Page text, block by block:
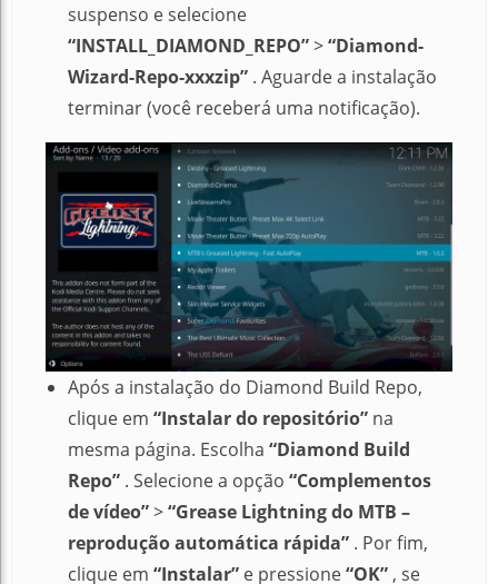
suspenso e selecione
“INSTALL_DIAMOND_REPO”>“Diamond-
Wizard-Repo-xxxzip” . Aguarde a instalação
terminar (você receberá uma notificação).
Após a instalação do Diamond Build Repo,
clique em “Instalar do repositório” na
mesma página. Escolha “Diamond Build
Repo” . Selecione a opção “Complementos
de vídeo”>“Grease Lightning do MTB –
reprodução automática rápida” . Por fim,
clique em “Instalar” e pressione“OK” , se